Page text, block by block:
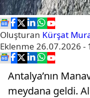
Oluşturan Kürşat
Eklenme 26.07.2026 -
Antalya’nın
meydana geldi.